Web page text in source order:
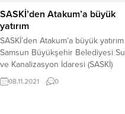
SASKİ’den Atakum’a büyük
yatırım
SASKİ’den Atakum’a büyük yatırım
Samsun Büyükşehir Belediyesi Su
ve Kanalizasyon İdaresi (SASKİ)
Genel Müdürlüğü, Atakum ilçesi
İncesu Mahallesi’nin foseptik ve
08.11.2021 0